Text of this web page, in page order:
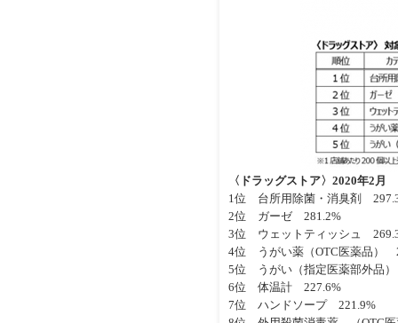
〈ドラッグストア〉2020年2
1位 台所用除菌・消臭剤
2位 ガーゼ 281.2%
3位 ウェットティッシュ
4位 うがい薬（OTC医薬品）
5位 うがい（指定医薬部外品
6位 体温計 227.6%
7位 ハンドソープ 221.9%